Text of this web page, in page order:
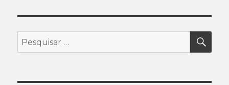
Pesquisar
por: